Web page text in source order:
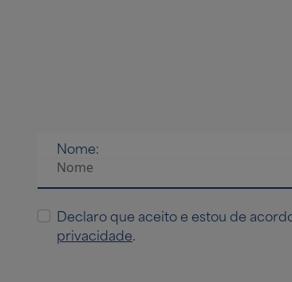
Nome:
Declaro que aceito e estou de
privacidade.